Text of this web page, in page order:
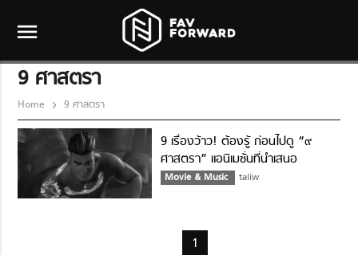
menu
9 ศาสตรา
Home 9 ศาสตรา
9 เรื่องว้าว! ต้องรู้ ก่อนไปดู “๙
ศาสตรา” แอนิเมชั่นที่นำเสนอ
‘มวยไทย’ ที่ได้มาตรฐานระดับฮอลลี
Movie & Music taliw
1